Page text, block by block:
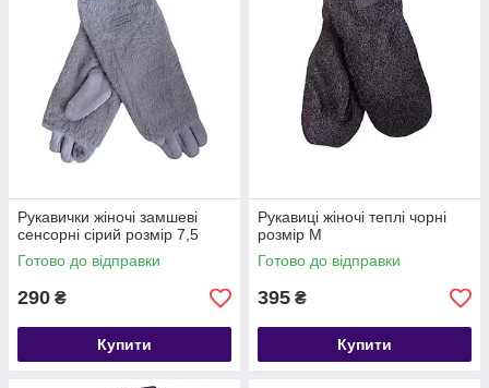
Рукавички жіночі замшеві
сенсорні сірий розмір 7,5
Готово до відправки
290 ₴
Купити
Рукавиці жіночі теплі чорні
розмір М
Готово до відправки
395 ₴
Купити